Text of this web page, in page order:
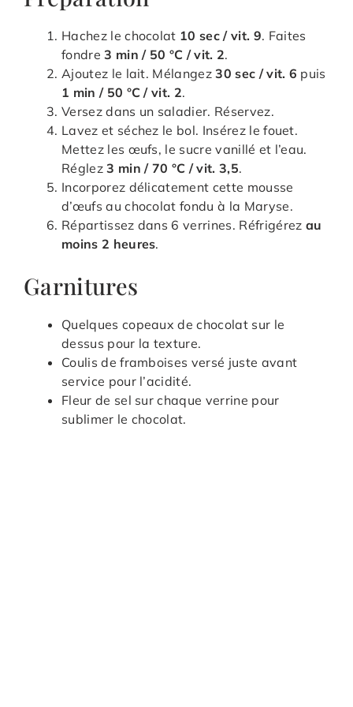
Hachez le chocolat 10 sec / vit. 9. Faites
fondre3 min / 50 °C / vit. 2.
Ajoutez le lait. Mélangez30 sec / vit. 6 puis
1 min / 50 °C / vit. 2.
Versez dans un saladier. Réservez.
Lavez et séchez le bol. Insérez le fouet.
Mettez les œufs, le sucre vanillé et l’eau.
Réglez3 min / 70 °C / vit. 3,5.
Incorporez délicatement cette mousse
d’œufs au chocolat fondu à la Maryse.
Répartissez dans 6 verrines. Réfrigérez au
moins 2 heures.
Garnitures
Quelques copeaux de chocolat sur le
dessus pour la texture.
Coulis de framboises versé juste avant
service pour l’acidité.
Fleur de sel sur chaque verrine pour
sublimer le chocolat.